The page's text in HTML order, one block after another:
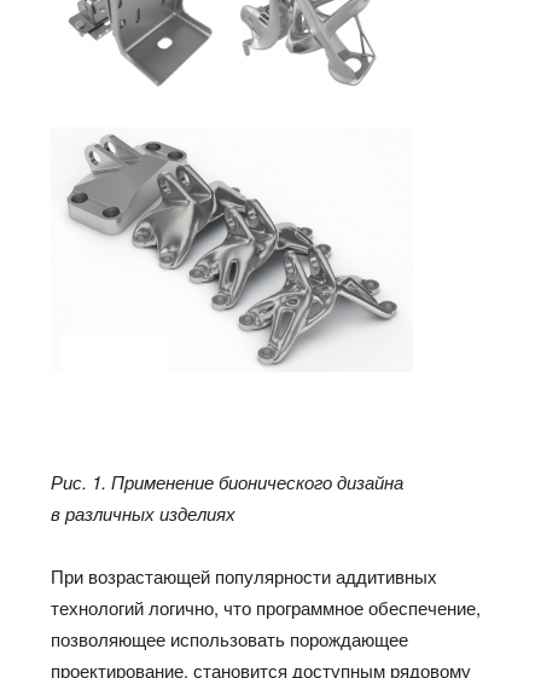
Рис. 1. Применение бионического дизайна
в различных изделиях
При возрастающей популярности аддитивных
технологий логично, что программное обеспечение,
позволяющее использовать порождающее
проектирование, становится доступным рядовому